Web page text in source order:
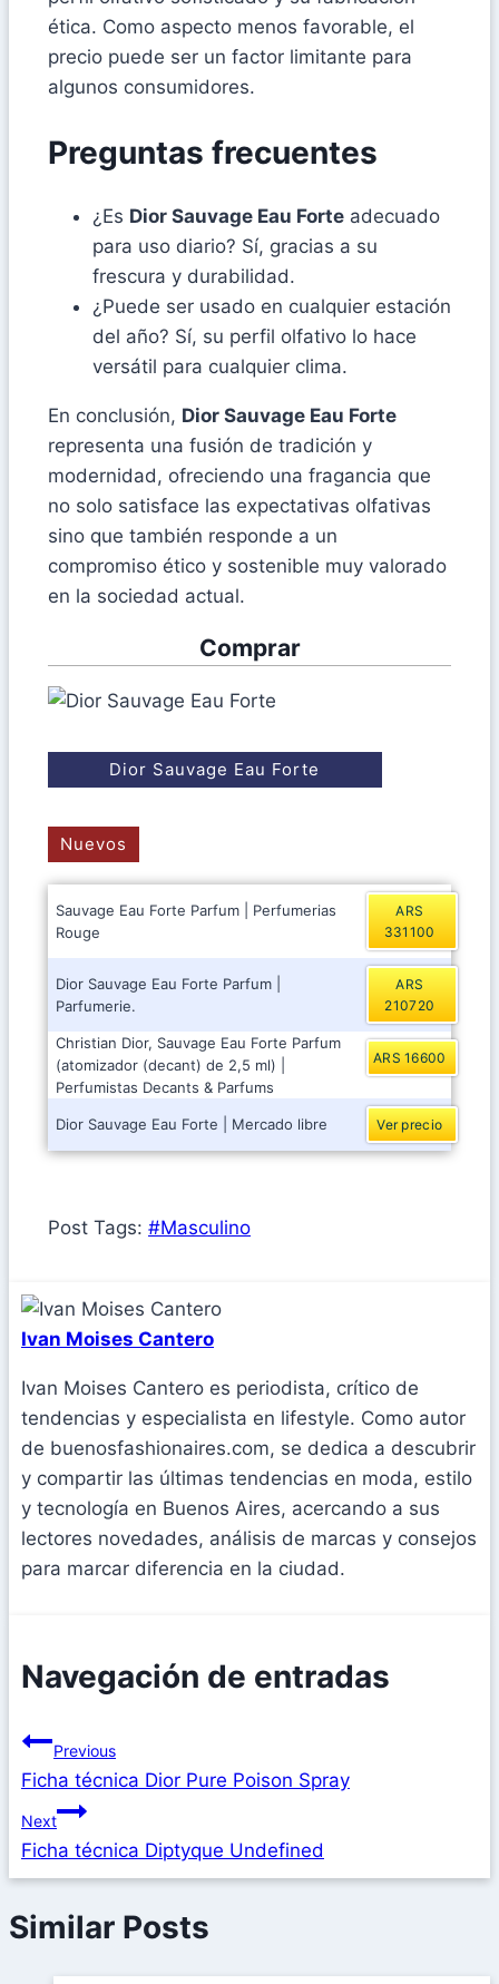
ética. Como aspecto menos favorable, el
precio puede ser un factor limitante para
algunos consumidores.
Preguntas frecuentes
¿Es Dior Sauvage Eau Forte adecuado
para uso diario? Sí, gracias a su
frescura y durabilidad.
¿Puede ser usado en cualquier estación
del año? Sí, su perfil olfativo lo hace
versátil para cualquier clima.
En conclusión, Dior Sauvage Eau Forte
representa una fusión de tradición y
modernidad, ofreciendo una fragancia que
no solo satisface las expectativas olfativas
sino que también responde a un
compromiso ético y sostenible muy valorado
en la sociedad actual.
Comprar
Dior Sauvage Eau Forte
Nuevos
Sauvage Eau Forte Parfum | Perfumerias
Rouge
ARS
331100
Dior Sauvage Eau Forte Parfum |
Parfumerie.
ARS
210720
Christian Dior, Sauvage Eau Forte Parfum
(atomizador (decant) de 2,5 ml) |
Perfumistas Decants & Parfums
ARS 16600
Dior Sauvage Eau Forte | Mercado libre Ver precio
Post Tags: #Masculino
Ivan Moises Cantero
Ivan Moises Cantero es periodista, crítico de
tendencias y especialista en lifestyle. Como autor
de buenosfashionaires.com, se dedica a descubrir
y compartir las últimas tendencias en moda, estilo
y tecnología en Buenos Aires, acercando a sus
lectores novedades, análisis de marcas y consejos
para marcar diferencia en la ciudad.
Navegación de entradas
Previous
Ficha técnica Dior Pure Poison Spray
Next
Ficha técnica Diptyque Undefined
Similar Posts